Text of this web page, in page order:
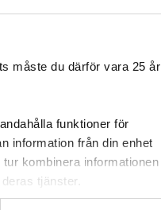
måste du därför vara 25 år
funktioner för
information från din enhet
kombinera informationen
tjänster.
@koppargrytan